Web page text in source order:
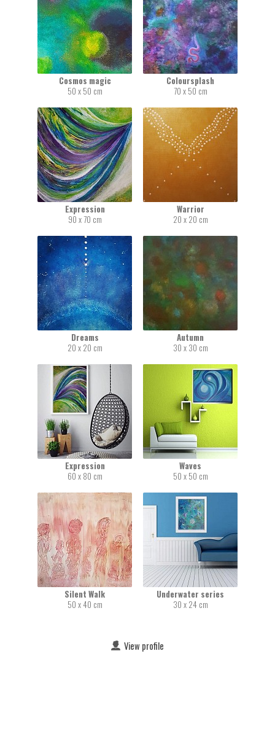
Cosmos magic
50 x 50 cm
Coloursplash
70 x 50 cm
Expression
90 x 70 cm
Warrior
20 x 20 cm
Dreams
20 x 20 cm
Autumn
30 x 30 cm
Expression
60 x 80 cm
Waves
50 x 50 cm
Silent Walk
50 x 40 cm
Underwater series
30 x 24 cm
View profile